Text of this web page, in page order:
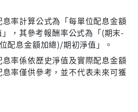
率計算公式為「每單位配息金額
，其參考報酬率公式為「(期末-
配息金額加總)/期初淨值」。
率係依歷史淨值及實際配息金額
率僅供參考，並不代表未來可獲